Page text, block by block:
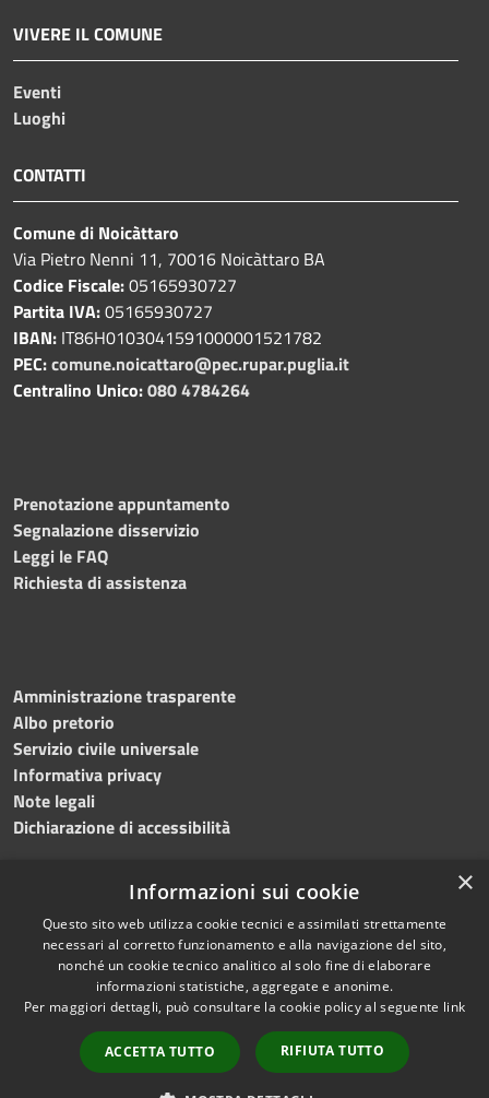
VIVERE IL COMUNE
Eventi
Luoghi
CONTATTI
Comune di Noicàttaro
Via Pietro Nenni 11, 70016 Noicàttaro BA
Codice Fiscale:05165930727
Partita IVA:05165930727
IBAN: IT86H0103041591000001521782
PEC:comune.noicattaro@pec.rupar.puglia.it
Centralino Unico:080 4784264
Prenotazione appuntamento
Segnalazione disservizio
Leggi le FAQ
Richiesta di assistenza
Amministrazione trasparente
Albo pretorio
Servizio civile universale
Informativa privacy
Note legali
Dichiarazione di accessibilità
RSS
Accessibilità
Cookie
Mappa del sito
Difensore civico
Copyright © 2023 •
Comune di Noicàttaro
Powered byMunicipium
Redazione•Portale
dipendente
WebMail Dipendenti
×
Informazioni sui cookie
Questo sito web utilizza cookie tecnici e assimilati strettamente
necessari al corretto funzionamento e alla navigazione del sito,
nonché un cookie tecnico analitico al solo fine di elaborare
informazioni statistiche, aggregate e anonime.
Per maggiori dettagli, può consultare la cookie policy al seguente link
ACCETTA TUTTO RIFIUTA TUTTO